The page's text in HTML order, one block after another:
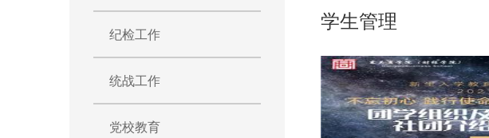
纪检工作
统战工作
党校教育
学生管理